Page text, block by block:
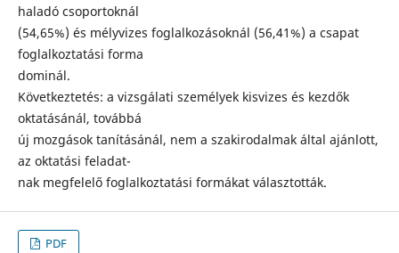
haladó csoportoknál
(54,65%) és mélyvizes foglalkozásoknál (56,41%) a csapat
foglalkoztatási forma
dominál.
Következtetés: a vizsgálati személyek kisvizes és kezdők
oktatásánál, továbbá
új mozgások tanításánál, nem a szakirodalmak által ajánlott,
az oktatási feladat-
nak megfelelő foglalkoztatási formákat választották.
PDF